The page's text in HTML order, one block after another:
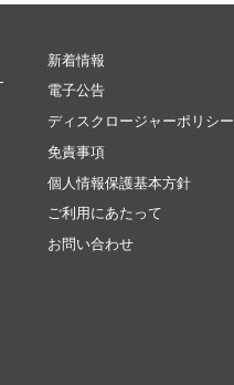
新着情報
電子公告
ディスクロージャーポリシー
免責事項
個人情報保護基本方針
ご利用にあたって
お問い合わせ